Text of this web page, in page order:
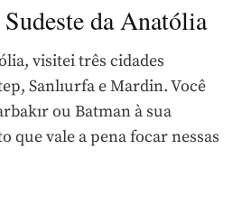
da Anatólia
visitei três cidades
Sanlıurfa e Mardin. Você
ou Batman à sua
que vale a pena focar nessas